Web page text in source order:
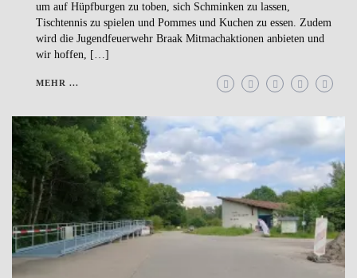
um auf Hüpfburgen zu toben, sich Schminken zu lassen,
Tischtennis zu spielen und Pommes und Kuchen zu essen. Zudem
wird die Jugendfeuerwehr Braak Mitmachaktionen anbieten und
wir hoffen, […]
MEHR ...